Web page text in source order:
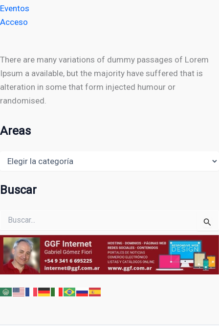
Eventos
Acceso
There are many variations of dummy passages of Lorem
Ipsum a available, but the majority have suffered that is
alteration in some that form injected humour or
randomised.
Areas
Buscar
por: